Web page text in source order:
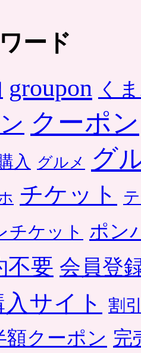
ード
groupon く
クーポン
入 グルメ グ
チケット
チケット ポン
不要 会員登
サイト 割
額クーポン 完